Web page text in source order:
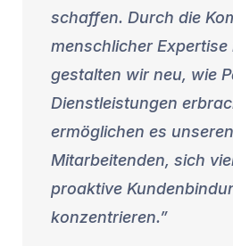
schaffen. Durch die
menschlicher Expertise
gestalten wir neu, wie
Dienstleistungen
ermöglichen es unseren
Mitarbeitenden, sich
proaktive
konzentrieren.